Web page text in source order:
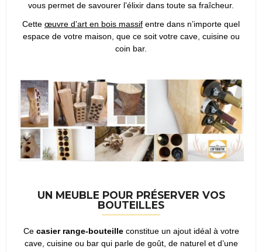
vous permet de savourer l’élixir dans toute sa fraîcheur.
Cette œuvre d’art en bois massif entre dans n’importe quel
espace de votre maison, que ce soit votre cave, cuisine ou
coin bar.
UN MEUBLE POUR PRÉSERVER VOS
BOUTEILLES
Ce casier range-bouteilleconstitue un ajout idéal à votre
cave, cuisine ou bar qui parle de goût, de naturel et d’une